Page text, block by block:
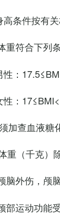
条件按有关
重符合下列
性：
性：
加查血液糖
重（千克）
脑外伤，颅
部运动功能